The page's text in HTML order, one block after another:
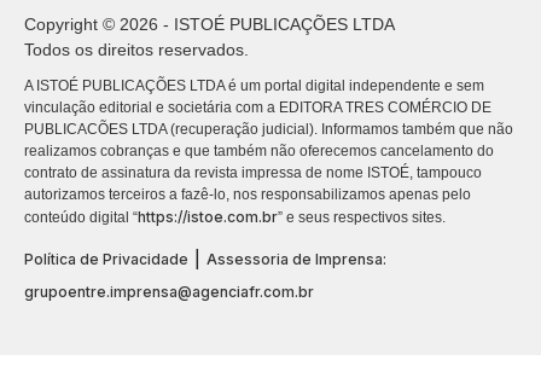
Copyright © 2026 - ISTOÉ PUBLICAÇÕES LTDA
Todos os direitos reservados.
A ISTOÉ PUBLICAÇÕES LTDA é um portal digital independente e sem
vinculação editorial e societária com a EDITORA TRES COMÉRCIO DE
PUBLICACÕES LTDA (recuperação judicial). Informamos também que não
realizamos cobranças e que também não oferecemos cancelamento do
contrato de assinatura da revista impressa de nome ISTOÉ, tampouco
autorizamos terceiros a fazê-lo, nos responsabilizamos apenas pelo
conteúdo digital “https://istoe.com.br” e seus respectivos sites.
Política de Privacidade
Assessoria de Imprensa:
grupoentre.imprensa@agenciafr.com.br